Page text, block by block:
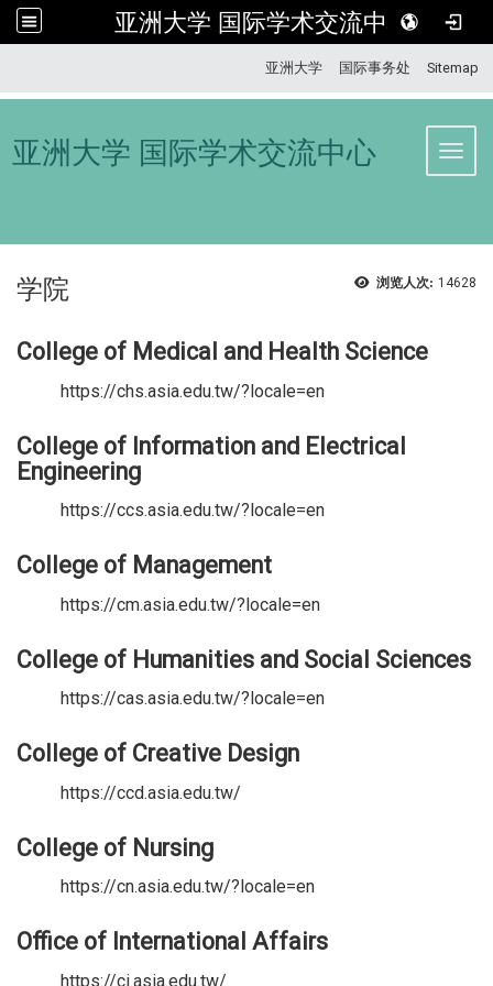
亚洲大学 国际学术交流中心
亚洲大学 国际事务处 Sitemap
亚洲大学 国际学术交流中心
浏览人次: 14628
学院
College of Medical and Health Science
https://chs.asia.edu.tw/?locale=en
College of Information and Electrical
Engineering
https://ccs.asia.edu.tw/?locale=en
College of Management
https://cm.asia.edu.tw/?locale=en
College of Humanities and Social Sciences
https://cas.asia.edu.tw/?locale=en
College of Creative Design
https://ccd.asia.edu.tw/
College of Nursing
https://cn.asia.edu.tw/?locale=en
Office of International Affairs
https://ci.asia.edu.tw/